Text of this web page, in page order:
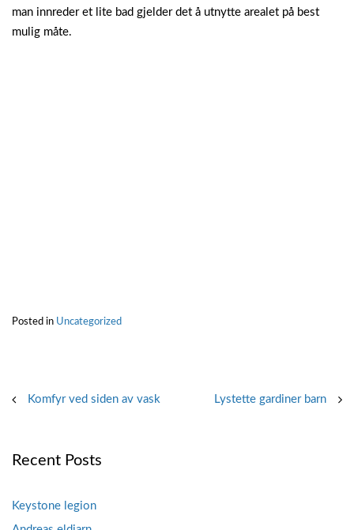
man innreder et lite bad gjelder det å utnytte arealet på best
mulig måte.
Posted in Uncategorized
PostKomfyr ved siden av vask Lystette gardiner barn
Recent Posts
Keystone legion